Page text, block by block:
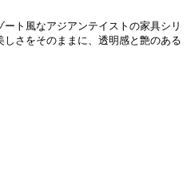
ト風なアジアンテイストの家具シリ
さをそのままに、透明感と艶のある